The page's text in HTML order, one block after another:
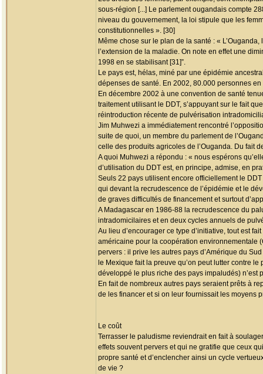
sous-région [...] Le parlement ougandais compte
niveau du gouvernement, la loi stipule que les
constitutionnelles ». [30]
Même chose sur le plan de la santé : «
l’extension de la maladie. On note en effet une
1998 en se stabilisant [31]”.
Le pays est, hélas, miné par une épidémie
dépenses de santé. En 2002, 80.000 personnes
En décembre 2002 à une convention de santé
traitement utilisant le DDT, s’appuyant sur le fait
réintroduction récente de pulvérisation
Jim Muhwezi a immédiatement rencontré
suite de quoi, un membre du parlement de
celle des produits agricoles de l’Ouganda. Du fait
A quoi Muhwezi a répondu : « nous espérons
d’utilisation du DDT est, en principe, admise, en
Seuls 22 pays utilisent encore officiellement le
qui devant la recrudescence de l’épidémie et le
de graves difficultés de financement et surtout
A Madagascar en 1986-88 la recrudescence du
intradomicilaires et en deux cycles annuels de
Au lieu d’encourager ce type d’initiative, tout est
américaine pour la coopération environnementale
pervers : il prive les autres pays d’Amérique du
le Mexique fait la preuve qu’on peut lutter contre
développé le plus riche des pays impaludés) n’est
En fait de nombreux autres pays seraient prêts à
de les financer et si on leur fournissait les moyens
Le coût
Terrasser le paludisme reviendrait en fait à
effets souvent pervers et qui ne gratifie que ceux
propre santé et d’enclencher ainsi un cycle
de vie ?